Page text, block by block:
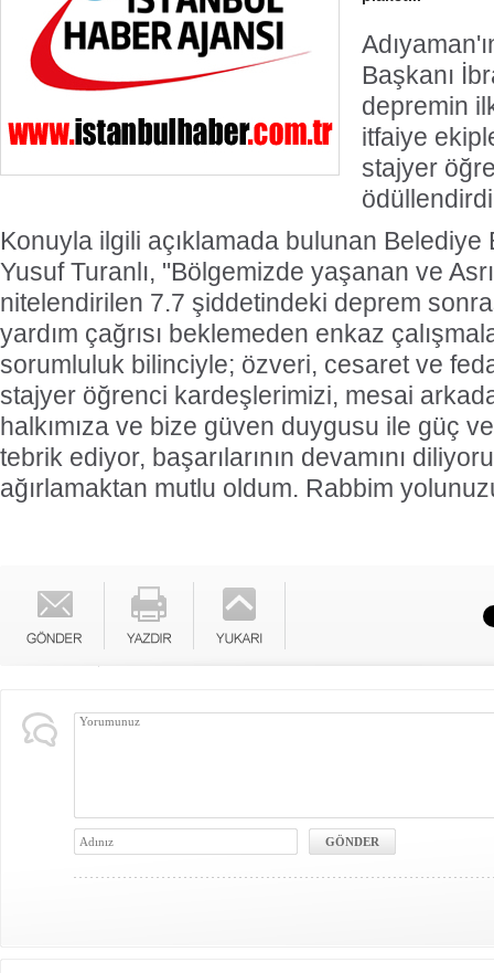
Başkanı
depremin
itfaiye
stajyer
Konuyla ilgili açıklamada bulunan Belediye
Yusuf Turanlı, "Bölgemizde yaşanan ve
nitelendirilen 7.7 şiddetindeki deprem
yardım çağrısı beklemeden enkaz
sorumluluk bilinciyle; özveri, cesaret ve
stajyer öğrenci kardeşlerimizi, mesai
halkımıza ve bize güven duygusu ile güç
tebrik ediyor, başarılarının devamını
ağırlamaktan mutlu oldum. Rabbim